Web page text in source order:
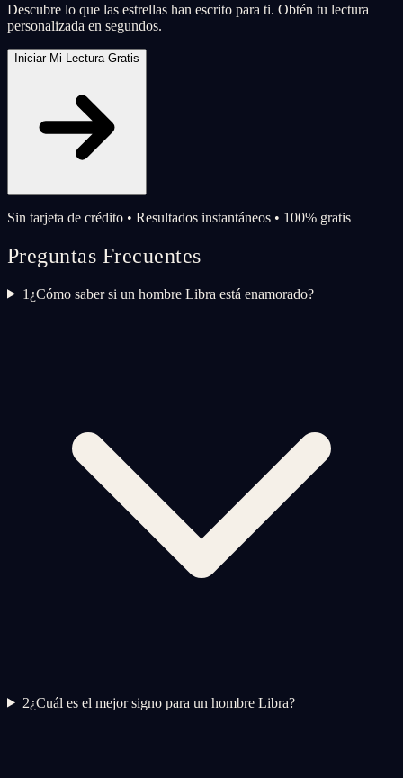
Descubre lo que las estrellas han escrito para ti. Obtén tu lectura
personalizada en segundos.
Iniciar Mi Lectura Gratis
Sin tarjeta de crédito • Resultados instantáneos • 100% gratis
Preguntas Frecuentes
1 ¿Cómo saber si un hombre Libra está enamorado?
2¿Cuál es el mejor signo para un hombre Libra?